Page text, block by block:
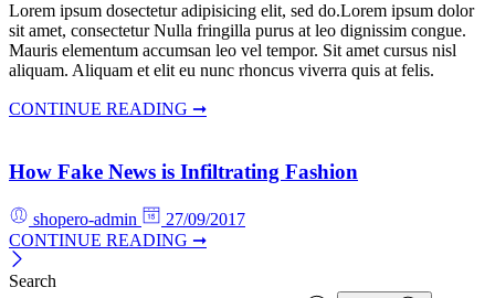
Lorem ipsum dosectetur adipisicing elit, sed do.Lorem ipsum dolor
sit amet, consectetur Nulla fringilla purus at leo dignissim congue.
Mauris elementum accumsan leo vel tempor. Sit amet cursus nisl
aliquam. Aliquam et elit eu nunc rhoncus viverra quis at felis.
CONTINUE READING ➞
How Fake News is Infiltrating Fashion
shopero-admin
27/09/2017
CONTINUE READING ➞
Search